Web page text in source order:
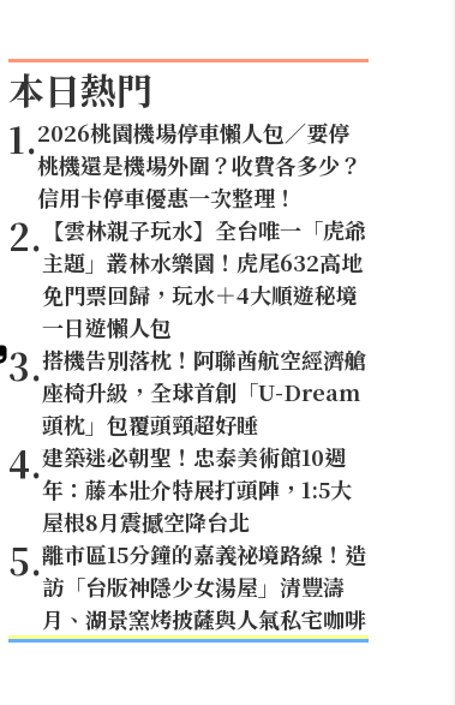
本日熱門
1.2026桃園機場停車懶人包／要停
桃機還是機場外圍？收費各多少？
信用卡停車優惠一次整理！
2. 【雲林親子玩水】全台唯一「虎爺
主題」叢林水樂園！虎尾632高地
免門票回歸，玩水＋4大順遊秘境
一日遊懶人包
3.搭機告別落枕！阿聯酋航空經濟艙
座椅升級，全球首創「U-Dream
頭枕」包覆頭頸超好睡
4.建築迷必朝聖！忠泰美術館10週
年：藤本壯介特展打頭陣，1:5大
屋根8月震撼空降台北
5.離市區15分鐘的嘉義祕境路線！造
訪「台版神隱少女湯屋」清豐濤
月、湖景窯烤披薩與人氣私宅咖啡